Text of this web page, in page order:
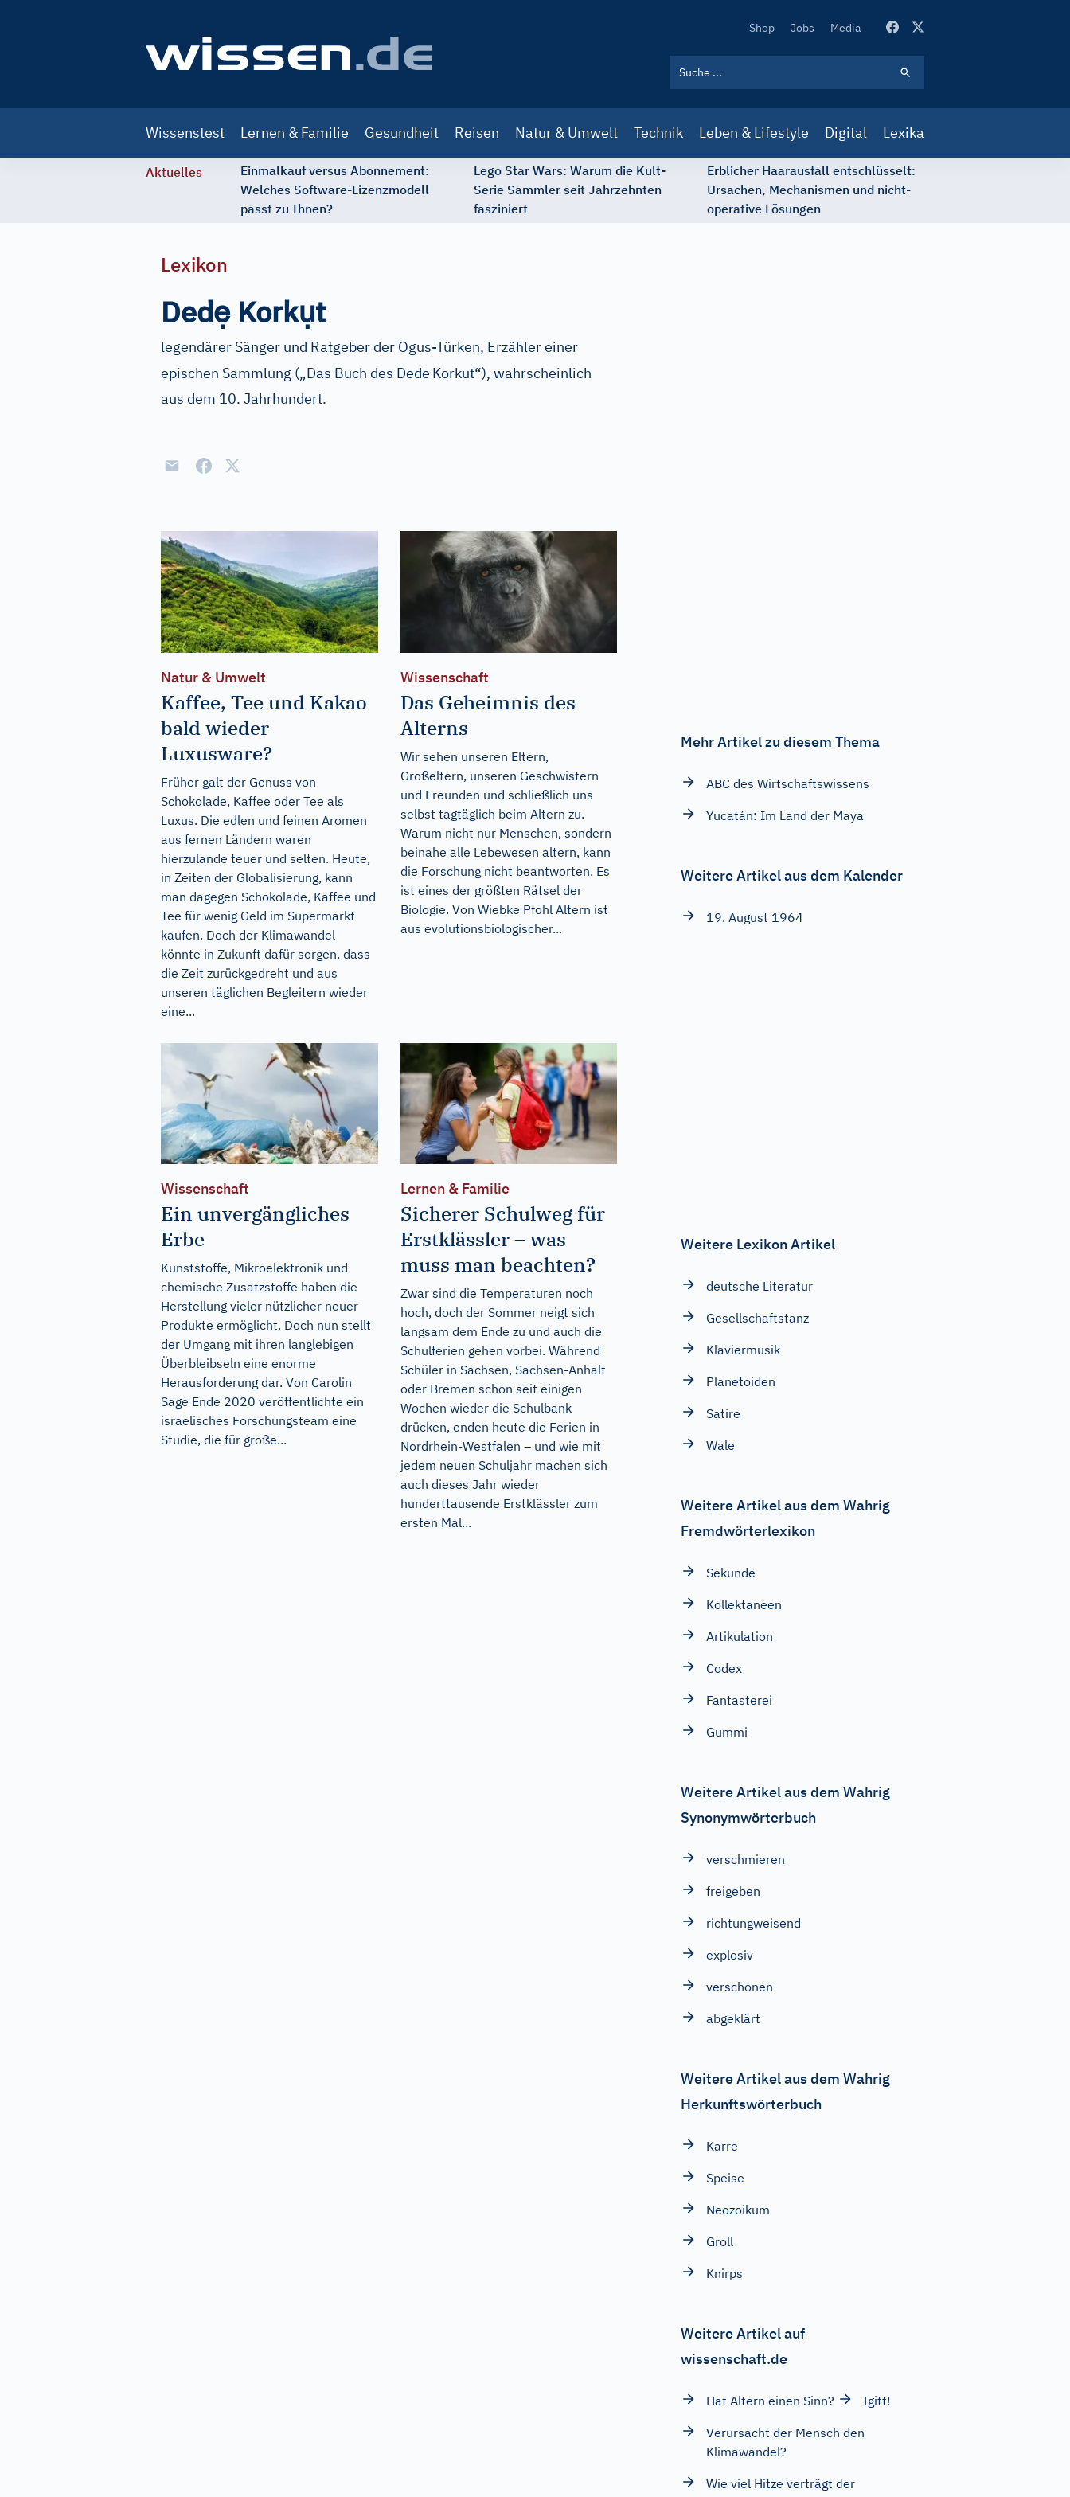
Secondary
Shop Jobs Media
navigation
Wissenstest Lernen & Familie Gesundheit Reisen Natur & Umwelt Technik Leben & Lifestyle Digital Lexika
Aktuelles
Einmalkauf versus Abonnement:
Welches Software-Lizenzmodell
passt zu Ihnen?
Lego Star Wars: Warum die Kult-
Serie Sammler seit Jahrzehnten
fasziniert
Erblicher Haarausfall entschlüsselt:
Ursachen, Mechanismen und nicht-
operative Lösungen
Lexikon
DedẹKorkụt
legendärer Sänger und Ratgeber der Ogus-Türken, Erzähler einer
epischen Sammlung („Das Buch des Dede Korkut“), wahrscheinlich
aus dem 10. Jahrhundert.
Natur & Umwelt
Kaffee, Tee und Kakao
bald wieder
Luxusware?
Früher galt der Genuss von
Schokolade, Kaffee oder Tee als
Luxus. Die edlen und feinen Aromen
aus fernen Ländern waren
hierzulande teuer und selten. Heute,
in Zeiten der Globalisierung, kann
man dagegen Schokolade, Kaffee und
Tee für wenig Geld im Supermarkt
kaufen. Doch der Klimawandel
könnte in Zukunft dafür sorgen, dass
die Zeit zurückgedreht und aus
unseren täglichen Begleitern wieder
eine...
Wissenschaft
Das Geheimnis des
Alterns
Wir sehen unseren Eltern,
Großeltern, unseren Geschwistern
und Freunden und schließlich uns
selbst tagtäglich beim Altern zu.
Warum nicht nur Menschen, sondern
beinahe alle Lebewesen altern, kann
die Forschung nicht beantworten. Es
ist eines der größten Rätsel der
Biologie. Von Wiebke Pfohl Altern ist
aus evolutionsbiologischer...
Wissenschaft
Ein unvergängliches
Erbe
Kunststoffe, Mikroelektronik und
chemische Zusatzstoffe haben die
Herstellung vieler nützlicher neuer
Produkte ermöglicht. Doch nun stellt
der Umgang mit ihren langlebigen
Überbleibseln eine enorme
Herausforderung dar. Von Carolin
Sage Ende 2020 veröffentlichte ein
israelisches Forschungsteam eine
Studie, die für große...
Lernen & Familie
Sicherer Schulweg für
Erstklässler – was
muss man beachten?
Zwar sind die Temperaturen noch
hoch, doch der Sommer neigt sich
langsam dem Ende zu und auch die
Schulferien gehen vorbei. Während
Schüler in Sachsen, Sachsen-Anhalt
oder Bremen schon seit einigen
Wochen wieder die Schulbank
drücken, enden heute die Ferien in
Nordrhein-Westfalen – und wie mit
jedem neuen Schuljahr machen sich
auch dieses Jahr wieder
hunderttausende Erstklässler zum
ersten Mal...
Mehr Artikel zu diesem Thema
ABC des Wirtschaftswissens
Yucatán: Im Land der Maya
Weitere Artikel aus dem Kalender
19. August 1964
Weitere Lexikon Artikel
deutsche Literatur
Gesellschaftstanz
Klaviermusik
Planetoiden
Satire
Wale
Weitere Artikel aus dem Wahrig
Fremdwörterlexikon
Sekunde
Kollektaneen
Artikulation
Codex
Fantasterei
Gummi
Weitere Artikel aus dem Wahrig
Synonymwörterbuch
verschmieren
freigeben
richtungweisend
explosiv
verschonen
abgeklärt
Weitere Artikel aus dem Wahrig
Herkunftswörterbuch
Karre
Speise
Neozoikum
Groll
Knirps
Weitere Artikel auf
wissenschaft.de
Hat Altern einen Sinn?
Igitt!
Verursacht der Mensch den
Klimawandel?
Wie viel Hitze verträgt der